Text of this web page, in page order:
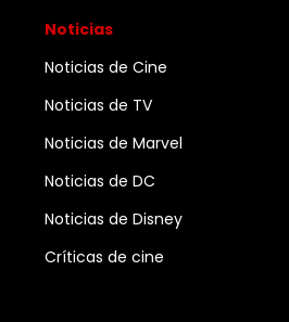
Noticias
Noticias de Cine
Noticias de TV
Noticias de Marvel
Noticias de DC
Noticias de Disney
Críticas de cine